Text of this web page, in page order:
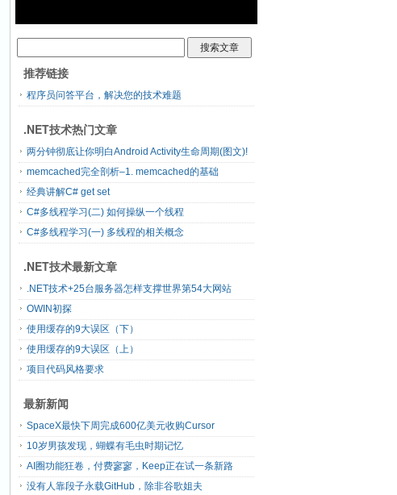
推荐链接
程序员问答平台，解决您的技术难题
.NET技术热门文章
两分钟彻底让你明白Android Activity生命周期(图文)!
memcached完全剖析–1. memcached的基础
经典讲解C# get set
C#多线程学习(二) 如何操纵一个线程
C#多线程学习(一) 多线程的相关概念
.NET技术最新文章
.NET技术+25台服务器怎样支撑世界第54大网站
OWIN初探
使用缓存的9大误区（下）
使用缓存的9大误区（上）
项目代码风格要求
最新新闻
SpaceX最快下周完成600亿美元收购Cursor
10岁男孩发现，蝴蝶有毛虫时期记忆
AI圈功能狂卷，付费寥寥，Keep正在试一条新路
没有人靠段子永载GitHub，除非谷歌姐夫